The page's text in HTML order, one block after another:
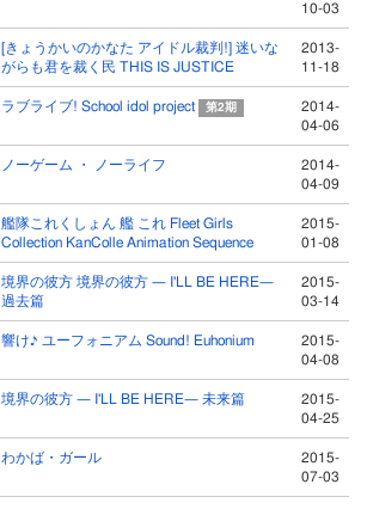
10-03
[きょうかいのかなた アイドル裁判!] 迷いな
がらも君を裁く民 THIS IS JUSTICE
2013-
11-18
ラブライブ! School idol project 第2期
2014-
04-06
ノーゲーム ・ ノーライフ
2014-
04-09
艦隊これくしょん 艦 これ Fleet Girls
Collection KanColle Animation Sequence
2015-
01-08
境界の彼方 境界の彼方 ― I'LL BE HERE―
過去篇
2015-
03-14
響け♪ ユーフォニアム Sound! Euhonium
2015-
04-08
境界の彼方 ― I'LL BE HERE― 未来篇
2015-
04-25
わかば・ガール
2015-
07-03